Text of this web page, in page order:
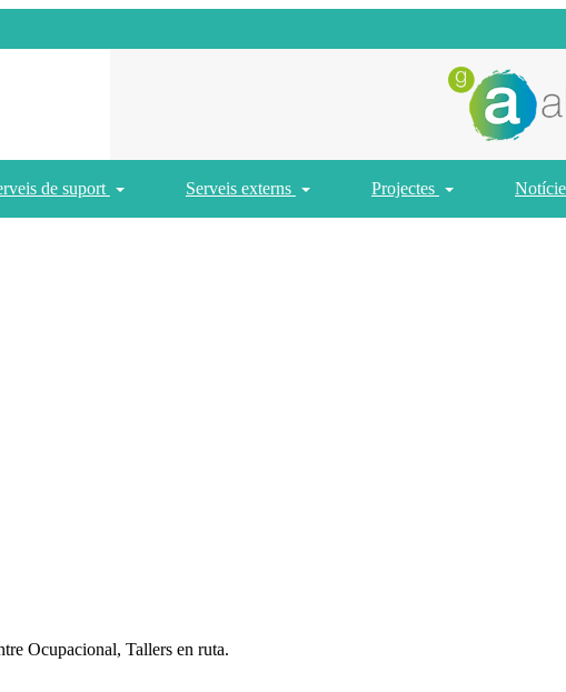
de suport Serveis externs Projectes
Ocupacional, Tallers en ruta.